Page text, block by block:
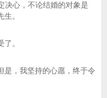
决心，不论结婚的对象是
。
。
是，我坚持的心愿，终于令